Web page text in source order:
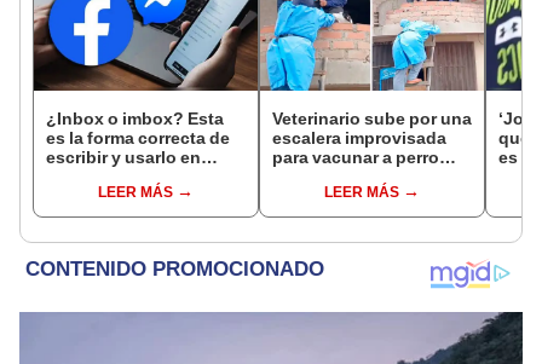
¿Inbox o imbox? Esta
es la forma correcta de
escribir y usarlo en
LEER MÁS
Veterinario sube por una
escalera improvisada
para vacunar a perro
redes reaccionan:
“Tiene vocación de
LEER MÁS
que
es